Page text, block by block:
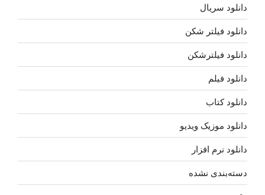
دانلود سریال
دانلود فیلتر شکن
دانلود فیلترشکن
دانلود فیلم
دانلود کتاب
دانلود موزیک ویدیو
دانلود نرم افزار
دسته‌بندی نشده